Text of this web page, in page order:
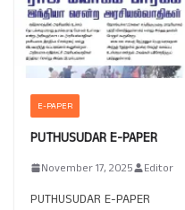
E-PAPER
PUTHUSUDAR E-PAPER
November 17, 2025 Editor
PUTHUSUDAR E-PAPER